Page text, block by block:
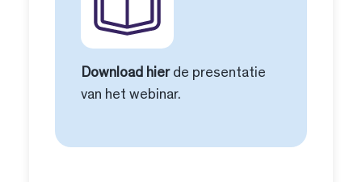
Download hierde presentatie
van het webinar.